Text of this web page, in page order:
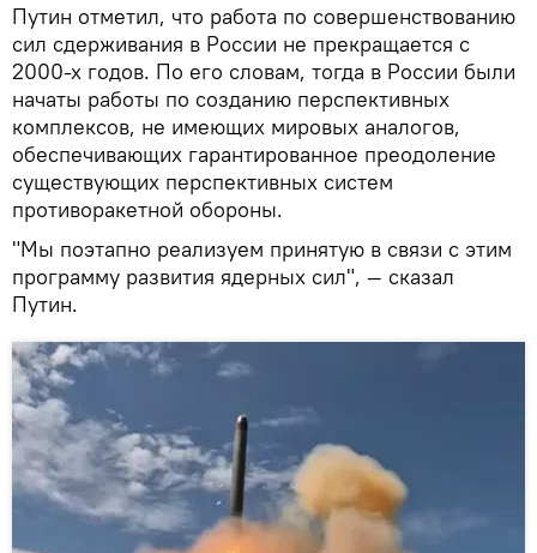
Путин отметил, что работа по совершенствованию
сил сдерживания в России не прекращается с
2000-х годов. По его словам, тогда в России были
начаты работы по созданию перспективных
комплексов, не имеющих мировых аналогов,
обеспечивающих гарантированное преодоление
существующих перспективных систем
противоракетной обороны.
"Мы поэтапно реализуем принятую в связи с этим
программу развития ядерных сил", — сказал
Путин.